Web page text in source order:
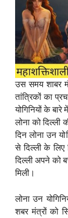
उस समय शाबर
तांत्रिकों का
योगिनियों के बारे
लोना को दिल्ली
दिन लोना उन
से दिल्ली के लिए
दिल्ली अपने को
मिली।
लोना उन
शबर मंत्रों को